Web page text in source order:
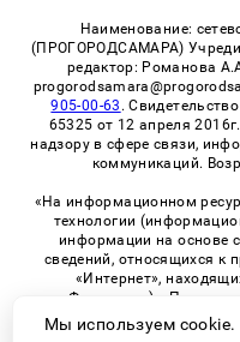
Наименование:
(ПРОГОРОДСАМАРА)
редактор: Романова
905-00-63 .
65325 от 12 апреля
надзору в сфере связи,
коммуникаций.
«На информационном
технологии
информации на основе
сведений, относящихся к
«Интернет»,
Федерации)». Правила
технологий в виджетах
Мы используем